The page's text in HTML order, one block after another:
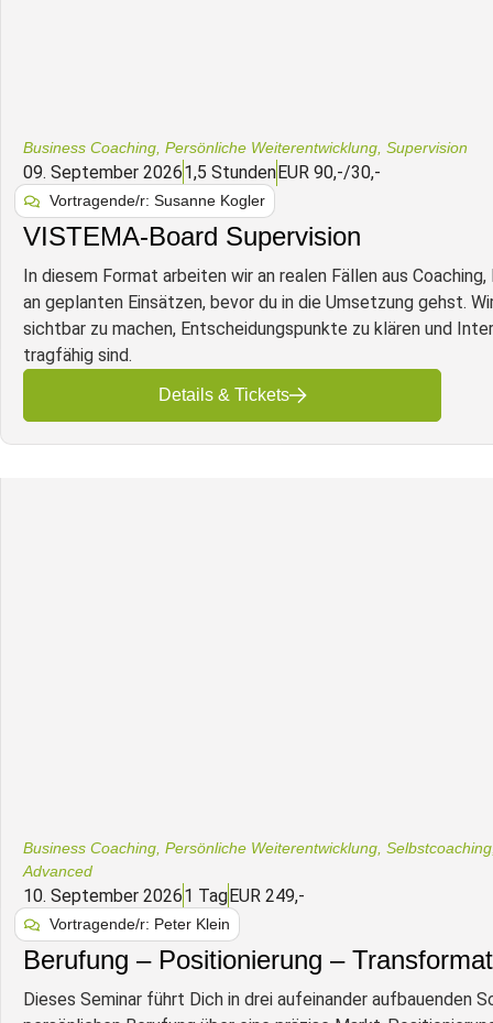
Business Coaching Persönliche Weiterentwicklung Supervision
09. September 20261,5 Stunden EUR 90,-/30,-
Vortragende/r: Susanne Kogler
VISTEMA-Board Supervision
In diesem Format arbeiten wir an realen Fällen aus
an geplanten Einsätzen, bevor du in die Umsetzung gehst.
sichtbar zu machen, Entscheidungspunkte zu klären und
tragfähig sind.
Details & Tickets
Business Coaching Persönliche Weiterentwicklung Selbstcoaching
Advanced
10. September 20261 Tag EUR 249,-
Vortragende/r: Peter Klein
Berufung – Positionierung –
Dieses Seminar führt Dich in drei aufeinander aufbauenden